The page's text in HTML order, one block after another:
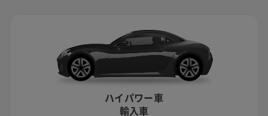
ハイパワー車
輸入車